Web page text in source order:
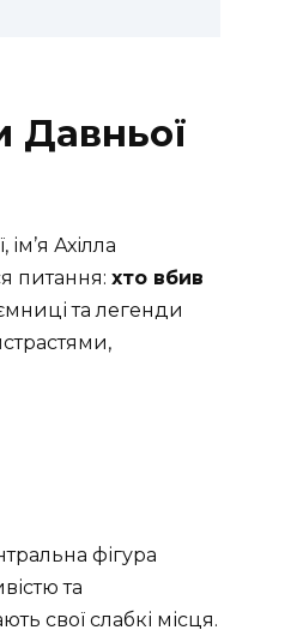
Давньої
Ахілла
питання: хто вбив
та легенди
фігура
та
свої слабкі місця.